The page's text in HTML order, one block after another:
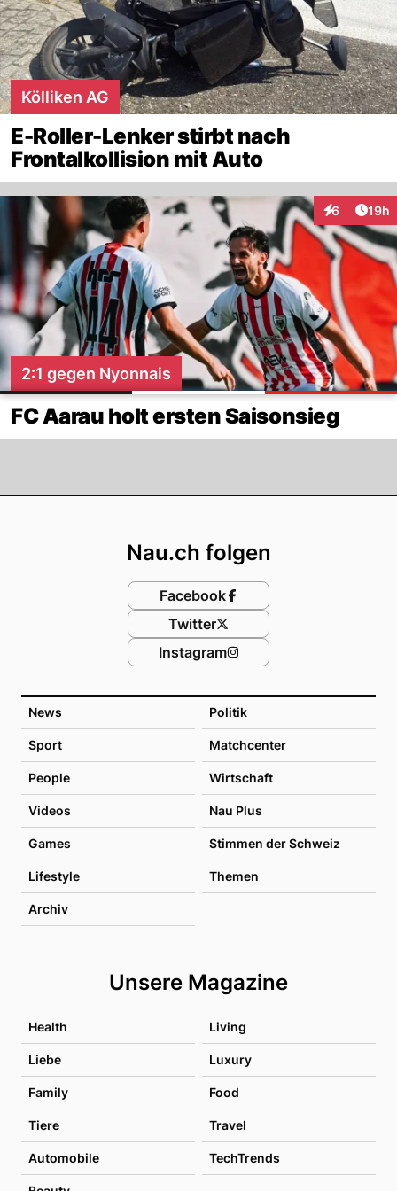
Kölliken AG
E-Roller-Lenker stirbt nach
Frontalkollision mit Auto
6
Interaktionen
19h
2:1 gegen Nyonnais
FC Aarau holt ersten Saisonsieg
News Politik
Sport Matchcenter
People Wirtschaft
Videos Nau Plus
Games Stimmen der Schweiz
Lifestyle Themen
Archiv
Unsere Magazine
Health Living
Liebe Luxury
Family Food
Tiere Travel
Automobile TechTrends
Nau.ch folgen
Facebook
Twitter
Instagram